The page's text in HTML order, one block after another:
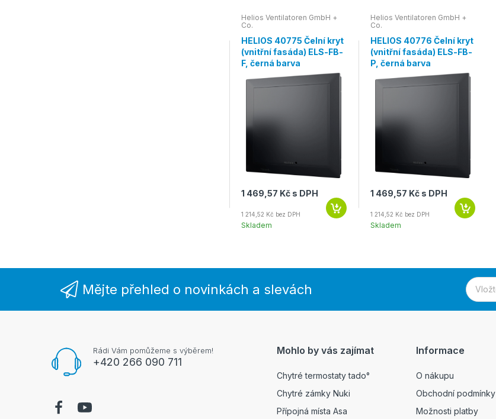
Helios Ventilatoren GmbH +
Co.
HELIOS 40775 Čelní kryt
(vnitřní fasáda) ELS-FB-
F, černá barva
1 469,57 Kč s DPH
1 214,52 Kč bez DPH
Skladem
Helios Ventilatoren GmbH +
Co.
HELIOS 40776 Čelní kryt
(vnitřní fasáda) ELS-FB-
P, černá barva
1 469,57 Kč s DPH
1 214,52 Kč bez DPH
Skladem
Mějte přehled o novinkách a slevách
Rádi Vám pomůžeme s výběrem!
+420 266 090 711
Mohlo by vás zajímat
Chytré termostaty tado°
Chytré zámky Nuki
Přípojná místa Asa
Informace
O nákupu
Obchodní podmínky
Možnosti platby